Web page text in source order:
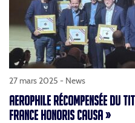
27 mars 2025 - News
AEROPHILE RÉCOMPENSÉE DU
FRANCE HONORIS CAUSA »